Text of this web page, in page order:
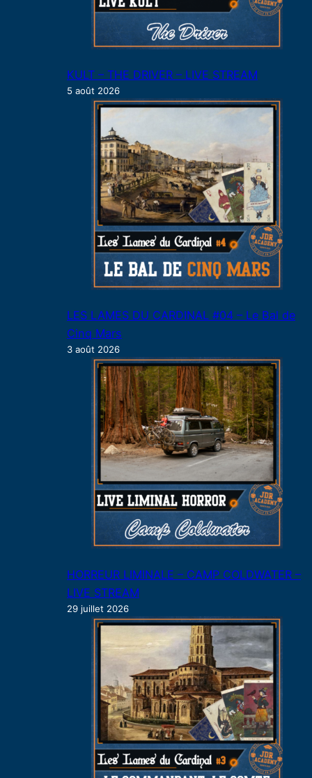
KULT – THE DRIVER – LIVE STREAM
5 août 2026
LES LAMES DU CARDINAL #04 – Le Bal de
Cinq Mars
3 août 2026
HORREUR LIMINALE – CAMP COLDWATER –
LIVE STREAM
29 juillet 2026